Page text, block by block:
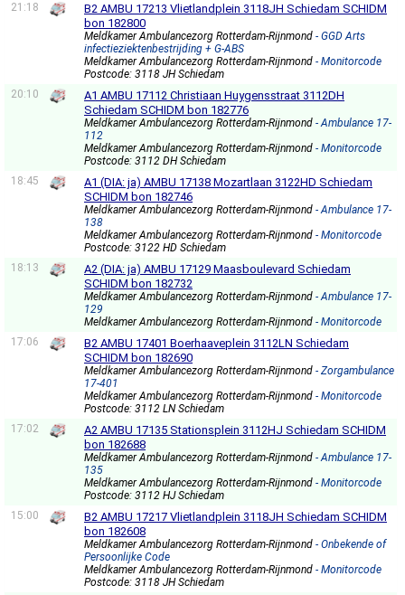
21:18
B2 AMBU 17213 Vlietlandplein 3118JH Schiedam SCHIDM
bon 182800
Meldkamer Ambulancezorg Rotterdam-Rijnmond - GGD Arts
infectieziektenbestrijding + G-ABS
Meldkamer Ambulancezorg Rotterdam-Rijnmond - Monitorcode
Postcode: 3118 JH Schiedam
20:10
A1 AMBU 17112 Christiaan Huygensstraat 3112DH
Schiedam SCHIDM bon 182776
Meldkamer Ambulancezorg Rotterdam-Rijnmond - Ambulance 17-
112
Meldkamer Ambulancezorg Rotterdam-Rijnmond - Monitorcode
Postcode: 3112 DH Schiedam
18:45
A1 (DIA: ja) AMBU 17138 Mozartlaan 3122HD Schiedam
SCHIDM bon 182746
Meldkamer Ambulancezorg Rotterdam-Rijnmond - Ambulance 17-
138
Meldkamer Ambulancezorg Rotterdam-Rijnmond - Monitorcode
Postcode: 3122 HD Schiedam
18:13
A2 (DIA: ja) AMBU 17129 Maasboulevard Schiedam
SCHIDM bon 182732
Meldkamer Ambulancezorg Rotterdam-Rijnmond - Ambulance 17-
129
Meldkamer Ambulancezorg Rotterdam-Rijnmond - Monitorcode
17:06
B2 AMBU 17401 Boerhaaveplein 3112LN Schiedam
SCHIDM bon 182690
Meldkamer Ambulancezorg Rotterdam-Rijnmond - Zorgambulance
17-401
Meldkamer Ambulancezorg Rotterdam-Rijnmond - Monitorcode
Postcode: 3112 LN Schiedam
17:02
A2 AMBU 17135 Stationsplein 3112HJ Schiedam SCHIDM
bon 182688
Meldkamer Ambulancezorg Rotterdam-Rijnmond - Ambulance 17-
135
Meldkamer Ambulancezorg Rotterdam-Rijnmond - Monitorcode
Postcode: 3112 HJ Schiedam
15:00
B2 AMBU 17217 Vlietlandplein 3118JH Schiedam SCHIDM
bon 182608
Meldkamer Ambulancezorg Rotterdam-Rijnmond - Onbekende of
Persoonlijke Code
Meldkamer Ambulancezorg Rotterdam-Rijnmond - Monitorcode
Postcode: 3118 JH Schiedam